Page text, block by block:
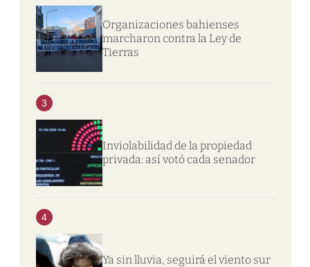
Organizaciones bahienses
marcharon contra la Ley de
Tierras
3
Inviolabilidad de la propiedad
privada: así votó cada senador
4
Ya sin lluvia, seguirá el viento sur